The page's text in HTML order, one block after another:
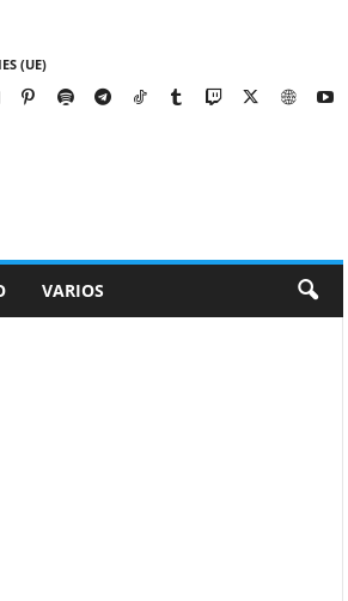
(UE)
VARIOS